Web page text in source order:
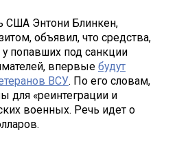
США Энтони Блинкен,
объявил, что средства,
попавших под санкции
впервые будут
ВСУ. По его словам,
для «реинтеграции и
военных. Речь идет о